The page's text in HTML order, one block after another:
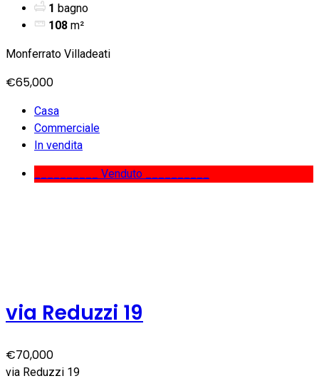
1 bagno
108 m²
Monferrato Villadeati
€65,000
Casa
Commerciale
In vendita
__________ Venduto __________
via Reduzzi 19
€70,000
via Reduzzi 19